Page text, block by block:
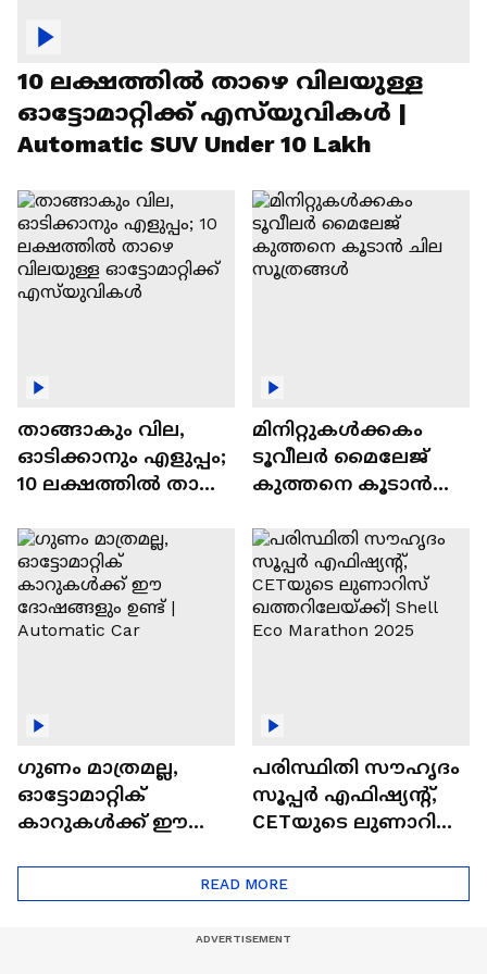
10 ലക്ഷത്തിൽ താഴെ വിലയുള്ള
ഓട്ടോമാറ്റിക്ക് എസ്‍യുവികൾ |
Automatic SUV Under 10 Lakh
താങ്ങാകും വില,
ഓടിക്കാനും എളുപ്പം;
10 ലക്ഷത്തിൽ താഴെ
ഓട്ടോമാറ്റിക്ക്
എസ്‍യുവികൾ
മിനിറ്റുകൾക്കകം
ടൂവീലർ മൈലേജ്
കുത്തനെ കൂടാൻ
ഗുണം മാത്രമല്ല,
ഓട്ടോമാറ്റിക്
കാറുകൾക്ക് ഈ
പരിസ്ഥിതി സൗഹൃദം
സൂപ്പർ എഫിഷ്യന്റ്,
CETയുടെ ലുണാറിസ്
Eco Marathon 2025
READ MORE